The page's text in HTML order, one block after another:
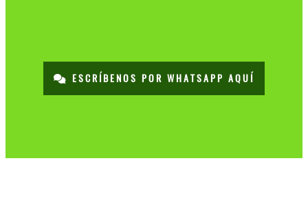
ESCRÍBENOS POR WHATSAPP AQUÍ